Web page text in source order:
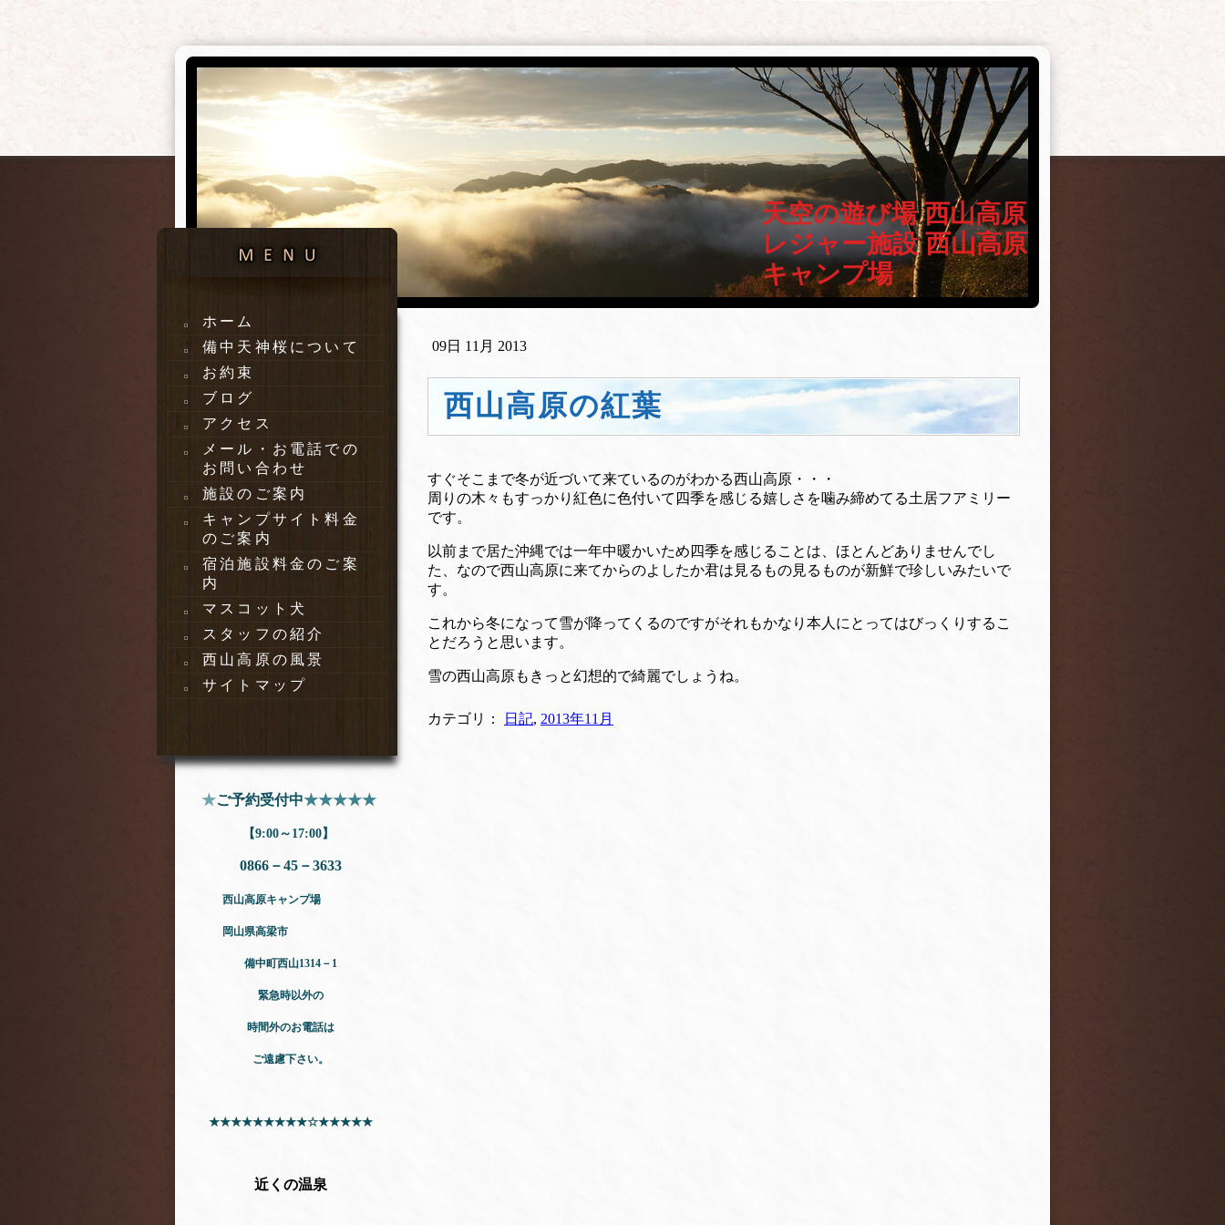
天空の遊び場 西山高原
レジャー施設 西山高原
キャンプ場
ホーム
備中天神桜について
お約束
ブログ
アクセス
メール・お電話での
お問い合わせ
施設のご案内
キャンプサイト料金
のご案内
宿泊施設料金のご案
内
マスコット犬
スタッフの紹介
西山高原の風景
サイトマップ
★ご予約受付中★★★★★
【9:00～17:00】
0866－45－3633
西山高原キャンプ場
岡山県高梁市
備中町西山1314－1
緊急時以外の
時間外のお電話は
ご遠慮下さい。
★★★★★★★★★☆★★★★★
近くの温泉
09日 11月 2013
西山高原の紅葉
すぐそこまで冬が近づいて来ているのがわかる西山高原・・・
周りの木々もすっかり紅色に色付いて四季を感じる嬉しさを噛み締めてる土居フアミリー
です。
以前まで居た沖縄では一年中暖かいため四季を感じることは、ほとんどありませんでし
た、なので西山高原に来てからのよしたか君は見るもの見るものが新鮮で珍しいみたいで
す。
これから冬になって雪が降ってくるのですがそれもかなり本人にとってはびっくりするこ
とだろうと思います。
雪の西山高原もきっと幻想的で綺麗でしょうね。
カテゴリ： 日記, 2013年11月